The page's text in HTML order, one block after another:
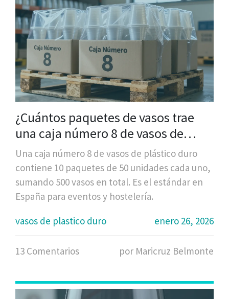
¿Cuántos paquetes de vasos trae
una caja número 8 de vasos de
plástico duro?
Una caja número 8 de vasos de plástico duro
contiene 10 paquetes de 50 unidades cada uno,
sumando 500 vasos en total. Es el estándar en
España para eventos y hostelería.
vasos de plastico duro
enero 26, 2026
13 Comentarios por Maricruz Belmonte